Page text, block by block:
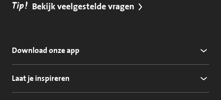
Tip! Bekijk veelgestelde vragen
Download onze app
Laat je inspireren